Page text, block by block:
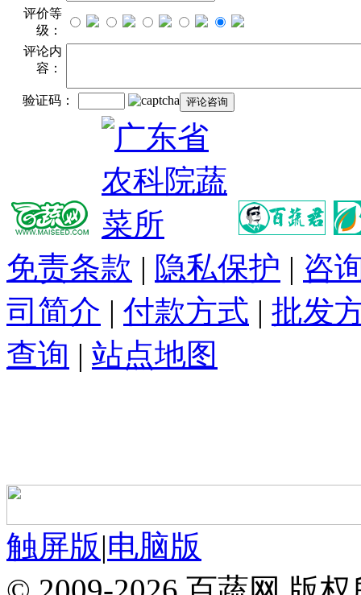
评价等
级：
评论内
容：
验证码：
免责条款 | 隐私保护 | 咨
司简介 | 付款方式 | 批发
查询 | 站点地图
触屏版|电脑版